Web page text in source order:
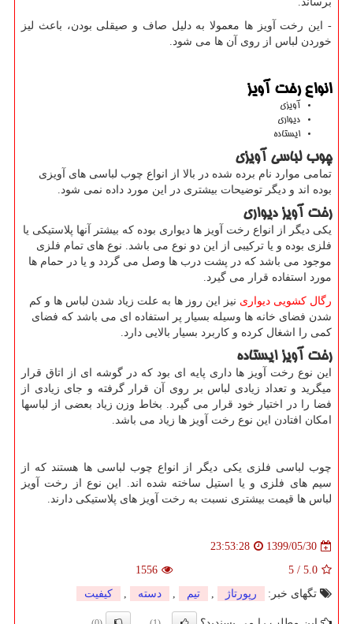
- این رخت آویز ها معمولا به دلیل صاف و صیقلی بودن، باعث لیز
خوردن لباس از روی آن ها می شود.
انواع رخت آویز
آویزی
دیواری
ایستاده
چوب لباسی آویزی
تمامی موارد نام برده شده در بالا از انواع چوب لباسی های آویزی
بوده اند و دیگر توضیحات بیشتری در این مورد داده نمی شود.
رخت آویز دیواری
یکی دیگر از انواع رخت آویز ها دیواری بوده که بیشتر آنها پلاستیکی یا
فلزی بوده و یا ترکیبی از این دو نوع می باشد. نوع های تمام فلزی
موجود می باشد که در پشت درب ها وصل می گردد و یا در حمام ها
مورد استفاده قرار می گیرد.
رگال کشویی دیواری نیز این روز ها به علت زیاد شدن لباس ها و کم
شدن فضای خانه ها وسیله بسیار پر استفاده ای می باشد که فضای
کمی را اشغال کرده و کاربرد بسیار بالایی دارد.
رخت آویز ایستاده
این نوع رخت آویز ها داری پایه ای بود که در گوشه ای از اتاق قرار
میگرید و تعداد زیادی لباس بر روی آن قرار گرفته و جای زیادی از
فضا را در اختیار خود قرار می گیرد. بخاط وزن زیاد بعضی از لباسها
امکان افتادن این نوع رخت آویز ها زیاد می باشد.
چوب لباسی فلزی یکی دیگر از انواع چوب لباسی ها هستند که از
سیم های فلزی و یا استیل ساخته شده اند. این نوع از رخت آویز
لباس ها قیمت بیشتری نسبت به رخت آویز های پلاستیکی دارند.
1399/05/30
23:53:28
5.0
/
5
1556
تگهای خبر:
رپورتاژ , تیم , دسته , كیفیت